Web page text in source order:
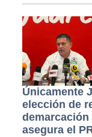
Únicamente
elección de
asegura el